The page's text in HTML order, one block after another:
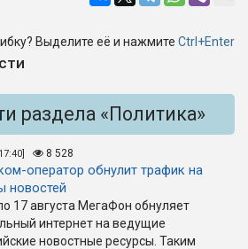
Выделите её и нажмите Ctrl+Enter
раздела «Политика»
8 528
оператор обнулит трафик на
новостей
17 августа МегаФон обнуляет
интернет на ведущие
новостные ресурсы. Таким